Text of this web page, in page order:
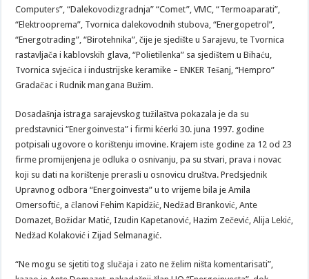
Computers”, “Dalekovodizgradnja” “Comet”, VMC, “Termoaparati”,
“Elektrooprema”, Tvornica dalekovodnih stubova, “Energopetrol”,
“Energotrading”, “Birotehnika”, čije je sjedište u Sarajevu, te Tvornica
rastavljača i kablovskih glava, “Polietilenka” sa sjedištem u Bihaću,
Tvornica svjećica i industrijske keramike – ENKER Tešanj, “Hempro”
Gradačac i Rudnik mangana Bužim.
Dosadašnja istraga sarajevskog tužilaštva pokazala je da su
predstavnici “Energoinvesta” i firmi kćerki 30. juna 1997. godine
potpisali ugovore o korištenju imovine. Krajem iste godine za 12 od 23
firme promijenjena je odluka o osnivanju, pa su stvari, prava i novac
koji su dati na korištenje prerasli u osnovicu društva. Predsjednik
Upravnog odbora “Energoinvesta” u to vrijeme bila je Amila
Omersoftić, a članovi Fehim Kapidžić, Nedžad Branković, Ante
Domazet, Božidar Matić, Izudin Kapetanović, Hazim Zečević, Alija Lekić,
Nedžad Kolaković i Zijad Selmanagić.
“Ne mogu se sjetiti tog slučaja i zato ne želim ništa komentarisati”,